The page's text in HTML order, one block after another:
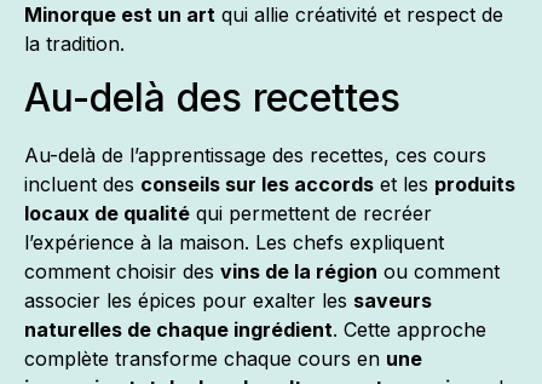
Minorque est un art qui allie créativité et respect de
la tradition.
Au-delà des recettes
Au-delà de l’apprentissage des recettes, ces cours
incluent des conseils sur les accords et les produits
locaux de qualité qui permettent de recréer
l’expérience à la maison. Les chefs expliquent
comment choisir des vins de la région ou comment
associer les épices pour exalter les saveurs
naturelles de chaque ingrédient. Cette approche
complète transforme chaque cours en une